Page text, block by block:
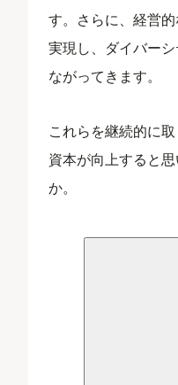
す。さらに、経営
実現し、ダイバー
ながってきます。
これらを継続的に
資本が向上すると
か。